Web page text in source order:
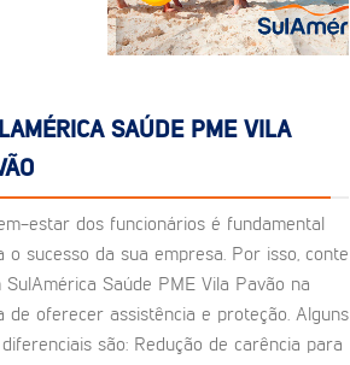
SAÚDE PME VILA
estar dos funcionários é fundamental
o sucesso da sua empresa. Por isso, conte
SulAmérica Saúde PME Vila Pavão na
de oferecer assistência e proteção. Alguns
são: Redução de carência para